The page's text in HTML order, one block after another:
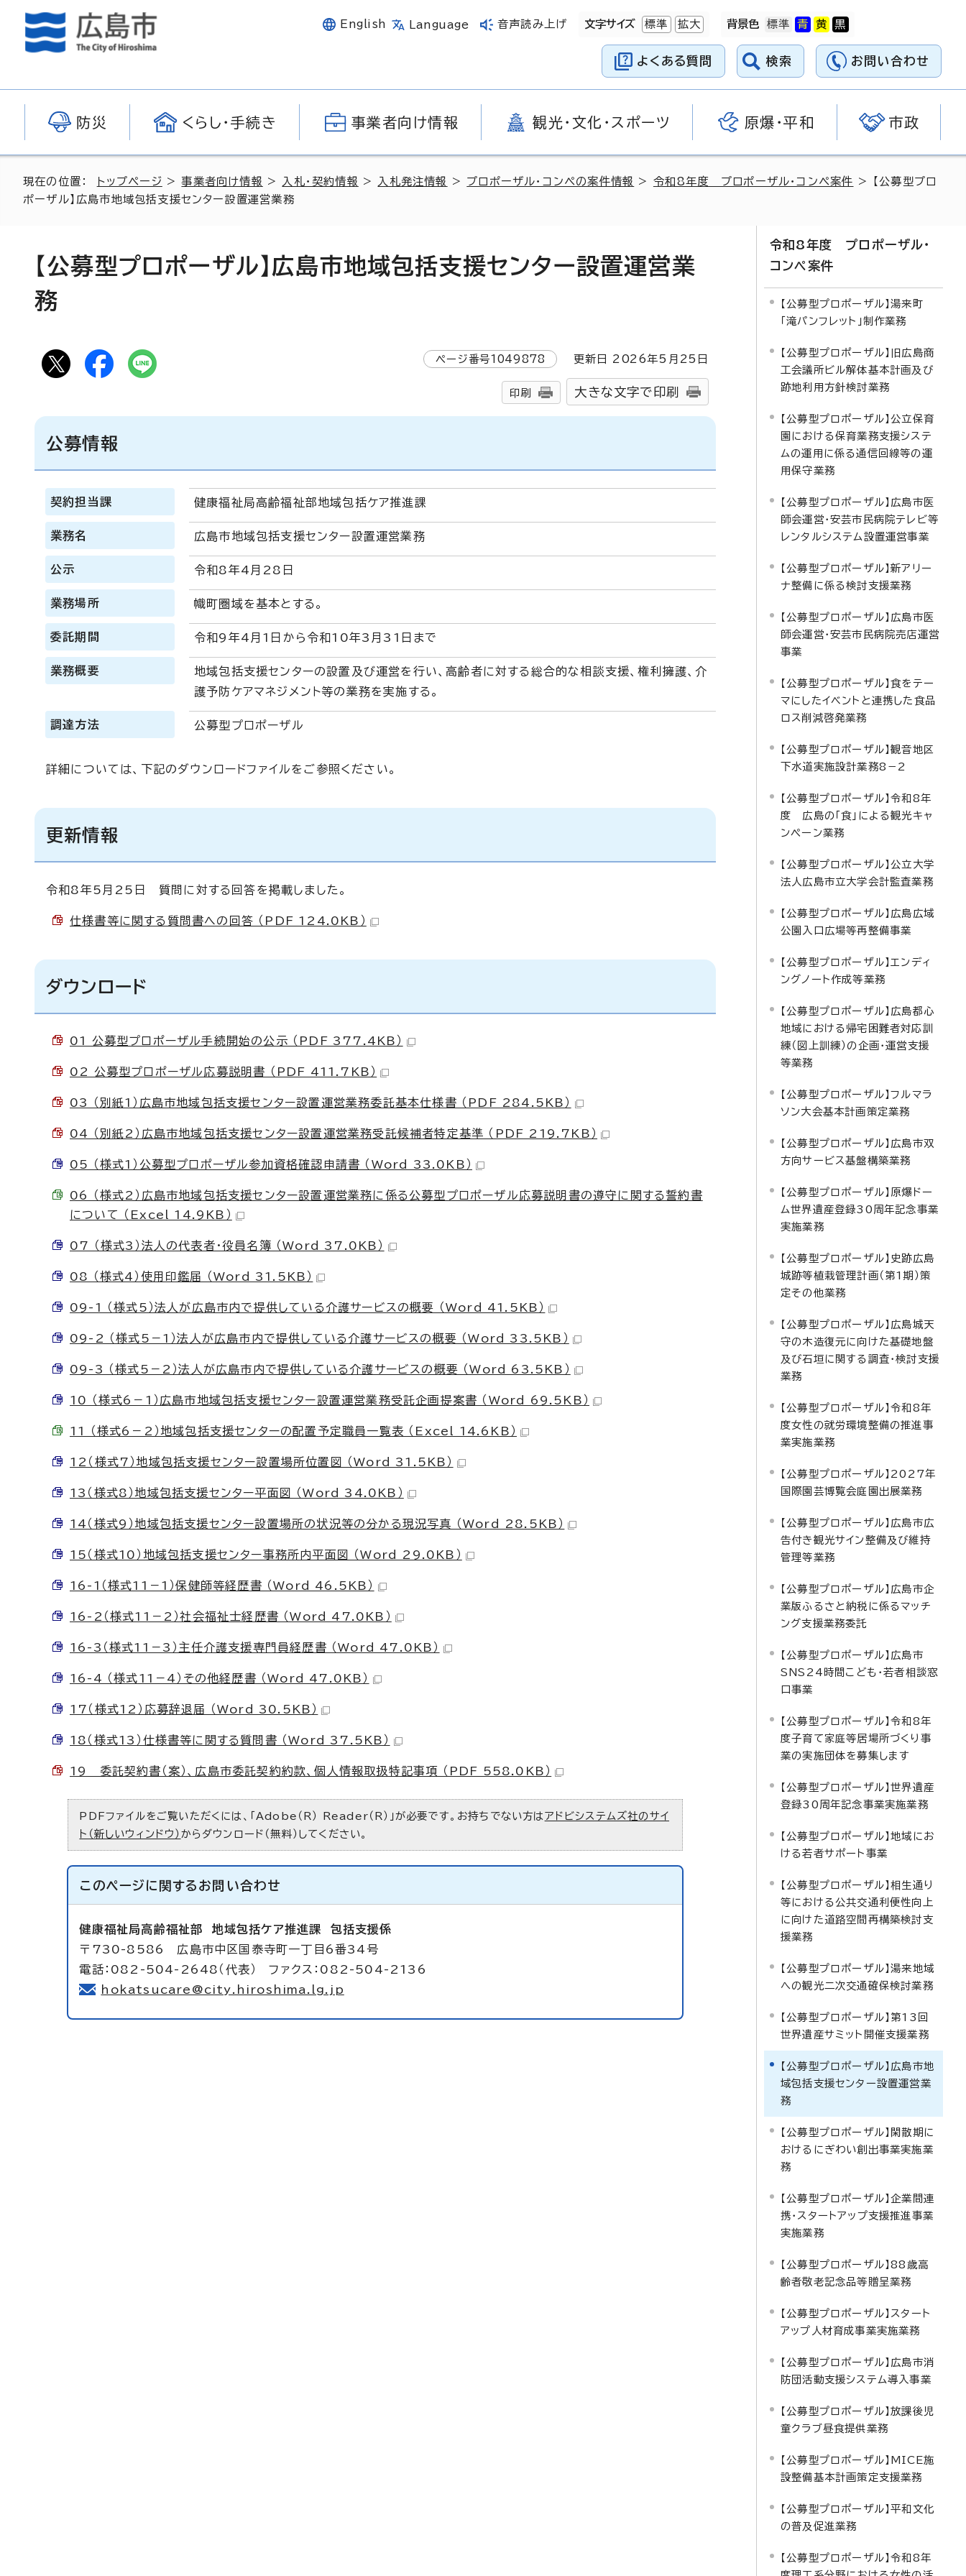
English Language 音声読み上げ 文字サイズ 標準 拡大 背景色
よくある質問 検索 お問い合わせ
防災 くらし・手続き 事業者向け情報 観光・文化・スポーツ 原爆・平和 市政
現在の位置： トップページ >事業者向け情報 > 入札・契約情報 > 入札発注情報 > プロポーザル・コンペの案件情報 > 令和8年度 プロポーザル・コンペ案件 > 【公募型プロ
ポーザル】広島市地域包括支援センター設置運営業務
【公募型プロポーザル】広島市地域包括支援センター設置運営業
務
ページ番号1049878 更新日 2026年5月 25 日
印刷 大きな文字で印刷
公募情報
契約担当課 健康福祉局高齢福祉部地域包括ケア推進課
業務名 広島市地域包括支援センター設置運営業務
公示 令和8年4月28日
業務場所 幟町圏域を基本とする。
委託期間 令和9年4月1日から令和10年3月31日まで
業務概要
地域包括支援センターの設置及び運営を行い、高齢者に対する総合的な相談支援、権利擁護、介
護予防ケアマネジメント等の業務を実施する。
調達方法 公募型プロポーザル
詳細については、下記のダウンロードファイルをご参照ください。
更新情報
令和8年5月25日 質問に対する回答を掲載しました。
仕様書等に関する質問書への回答 （PDF 124.0KB）
ダウンロード
01 公募型プロポーザル手続開始の公示 （PDF 377.4KB）
02 公募型プロポーザル応募説明書 （PDF 411.7KB）
03 （別紙1）広島市地域包括支援センター設置運営業務委託基本仕様書 （PDF 284.5KB）
04 （別紙2）広島市地域包括支援センター設置運営業務受託候補者特定基準 （PDF 219.7KB）
05 （様式1）公募型プロポーザル参加資格確認申請書 （Word 33.0KB）
06 （様式2）広島市地域包括支援センター設置運営業務に係る公募型プロポーザル応募説明書の遵守に関する誓約書
について （Excel 14.9KB）
07 （様式3）法人の代表者・役員名簿 （Word 37.0KB）
08 （様式4）使用印鑑届 （Word 31.5KB）
09-1 （様式5）法人が広島市内で提供している介護サービスの概要 （Word 41.5KB）
09-2 （様式5－1）法人が広島市内で提供している介護サービスの概要 （Word 33.5KB）
09-3 （様式5－2）法人が広島市内で提供している介護サービスの概要 （Word 63.5KB）
10 （様式6－1）広島市地域包括支援センター設置運営業務受託企画提案書 （Word 69.5KB）
11 （様式6－2）地域包括支援センターの配置予定職員一覧表 （Excel 14.6KB）
12（様式7）地域包括支援センター設置場所位置図 （Word 31.5KB）
13（様式8）地域包括支援センター平面図 （Word 34.0KB）
14（様式9）地域包括支援センター設置場所の状況等の分かる現況写真 （Word 28.5KB）
15（様式10）地域包括支援センター事務所内平面図 （Word 29.0KB）
16-1（様式11－1）保健師等経歴書 （Word 46.5KB）
16-2（様式11－2）社会福祉士経歴書 （Word 47.0KB）
16-3（様式11－3）主任介護支援専門員経歴書 （Word 47.0KB）
16-4 （様式11－4）その他経歴書 （Word 47.0KB）
17（様式12）応募辞退届 （Word 30.5KB）
18（様式13）仕様書等に関する質問書 （Word 37.5KB）
19 委託契約書（案）、広島市委託契約約款、個人情報取扱特記事項 （PDF 558.0KB）
PDFファイルをご覧いただくには、「Adobe（R） Reader（R）」が必要です。お持ちでない方は アドビシステムズ社のサイ
ト（新しいウィンドウ） からダウンロード（無料）してください。
このページに関する お問い合わせ
健康福祉局高齢福祉部 地域包括ケア推進課 包括支援係
〒730-8586 広島市中区国泰寺町一丁目6番34号
電話：082-504-2648（代表） ファクス：082-504-2136
hokatsucare@city.hiroshima.lg.jp
令和8年度 プロポーザル・
コンペ案件
【公募型プロポーザル】湯来町
「滝パンフレット」制作業務
【公募型プロポーザル】旧広島商
工会議所ビル解体基本計画及び
跡地利用方針検討業務
【公募型プロポーザル】公立保育
園における保育業務支援システ
ムの運用に係る通信回線等の運
用保守業務
【公募型プロポーザル】広島市医
師会運営・安芸市民病院テレビ等
レンタルシステム設置運営事業
【公募型プロポーザル】新アリー
ナ整備に係る検討支援業務
【公募型プロポーザル】広島市医
師会運営・安芸市民病院売店運営
事業
【公募型プロポーザル】食をテー
マにしたイベントと連携した食品
ロス削減啓発業務
【公募型プロポーザル】観音地区
下水道実施設計業務8－2
【公募型プロポーザル】令和8年
度 広島の「食」による観光キャ
ンペーン業務
【公募型プロポーザル】公立大学
法人広島市立大学会計監査業務
【公募型プロポーザル】広島広域
公園入口広場等再整備事業
【公募型プロポーザル】エンディ
ングノート作成等業務
【公募型プロポーザル】広島都心
地域における帰宅困難者対応訓
練（図上訓練）の企画・運営支援
等業務
【公募型プロポーザル】フルマラ
ソン大会基本計画策定業務
【公募型プロポーザル】広島市双
方向サービス基盤構築業務
【公募型プロポーザル】原爆ドー
ム世界遺産登録30周年記念事業
実施業務
【公募型プロポーザル】史跡広島
城跡等植栽管理計画（第1期）策
定その他業務
【公募型プロポーザル】広島城天
守の木造復元に向けた基礎地盤
及び石垣に関する調査・検討支援
業務
【公募型プロポーザル】令和8年
度女性の就労環境整備の推進事
業実施業務
【公募型プロポーザル】2027年
国際園芸博覧会庭園出展業務
【公募型プロポーザル】広島市広
告付き観光サイン整備及び維持
管理等業務
【公募型プロポーザル】広島市企
業版ふるさと納税に係るマッチ
ング支援業務委託
【公募型プロポーザル】広島市
SNS24時間こども・若者相談窓
口事業
【公募型プロポーザル】令和8年
度子育て家庭等居場所づくり事
業の実施団体を募集します
【公募型プロポーザル】世界遺産
登録30周年記念事業実施業務
【公募型プロポーザル】地域にお
ける若者サポート事業
【公募型プロポーザル】相生通り
等における公共交通利便性向上
に向けた道路空間再構築検討支
援業務
【公募型プロポーザル】湯来地域
への観光二次交通確保検討業務
【公募型プロポーザル】第13回
世界遺産サミット開催支援業務
【公募型プロポーザル】広島市地
域包括支援センター設置運営業
務
【公募型プロポーザル】閑散期に
おけるにぎわい創出事業実施業
務
【公募型プロポーザル】企業間連
携・スタートアップ支援推進事業
実施業務
【公募型プロポーザル】88歳高
齢者敬老記念品等贈呈業務
【公募型プロポーザル】スタート
アップ人材育成事業実施業務
【公募型プロポーザル】広島市消
防団活動支援システム導入事業
【公募型プロポーザル】放課後児
童クラブ昼食提供業務
【公募型プロポーザル】MICE施
設整備基本計画策定支援業務
【公募型プロポーザル】平和文化
の普及促進業務
【公募型プロポーザル】令和8年